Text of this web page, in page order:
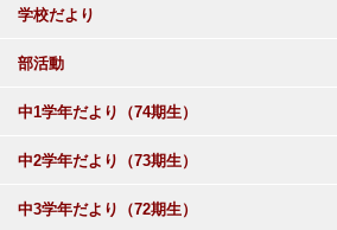
学校だより
部活動
中1学年だより（74期生）
中2学年だより（73期生）
中3学年だより（72期生）